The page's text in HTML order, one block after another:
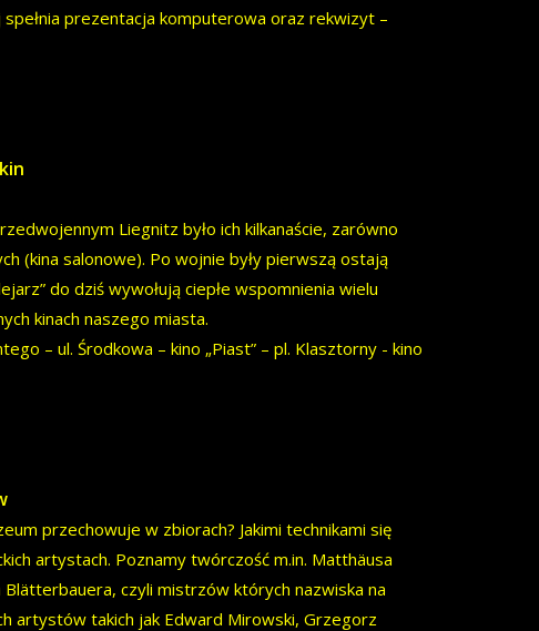
prezentacja komputerowa oraz rekwizyt –
Liegnitz było ich kilkanaście, zarówno
(kina salonowe). Po wojnie były pierwszą ostają
do dziś wywołują ciepłe wspomnienia wielu
kinach naszego miasta.
– ul. Środkowa – kino „Piast” – pl. Klasztorny - kino
przechowuje w zbiorach? Jakimi technikami się
artystach. Poznamy twórczość m.in. Matthäusa
czyli mistrzów których nazwiska na
artystów takich jak Edward Mirowski, Grzegorz